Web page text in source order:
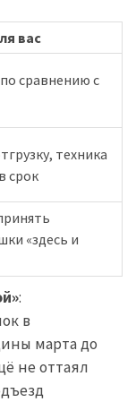
вас
сравнению с
техника
срок
«здесь и
:
в
марта до
не оттаял